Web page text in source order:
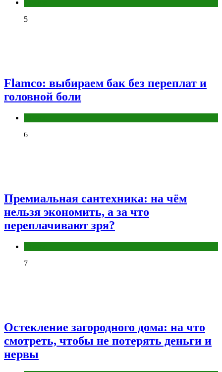
5
Flamco: выбираем бак без переплат и
головной боли
6
Премиальная сантехника: на чём
нельзя экономить, а за что
переплачивают зря?
7
Остекление загородного дома: на что
смотреть, чтобы не потерять деньги и
нервы